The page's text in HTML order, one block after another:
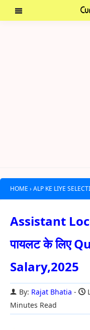
HOME › ALP KE LIYE
Assistant
पायलट के लिए
Salary,2025
By: Rajat Bhatia
Minutes Read